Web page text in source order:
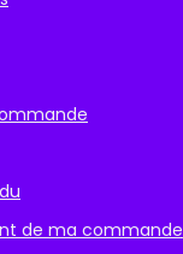
de ma commande